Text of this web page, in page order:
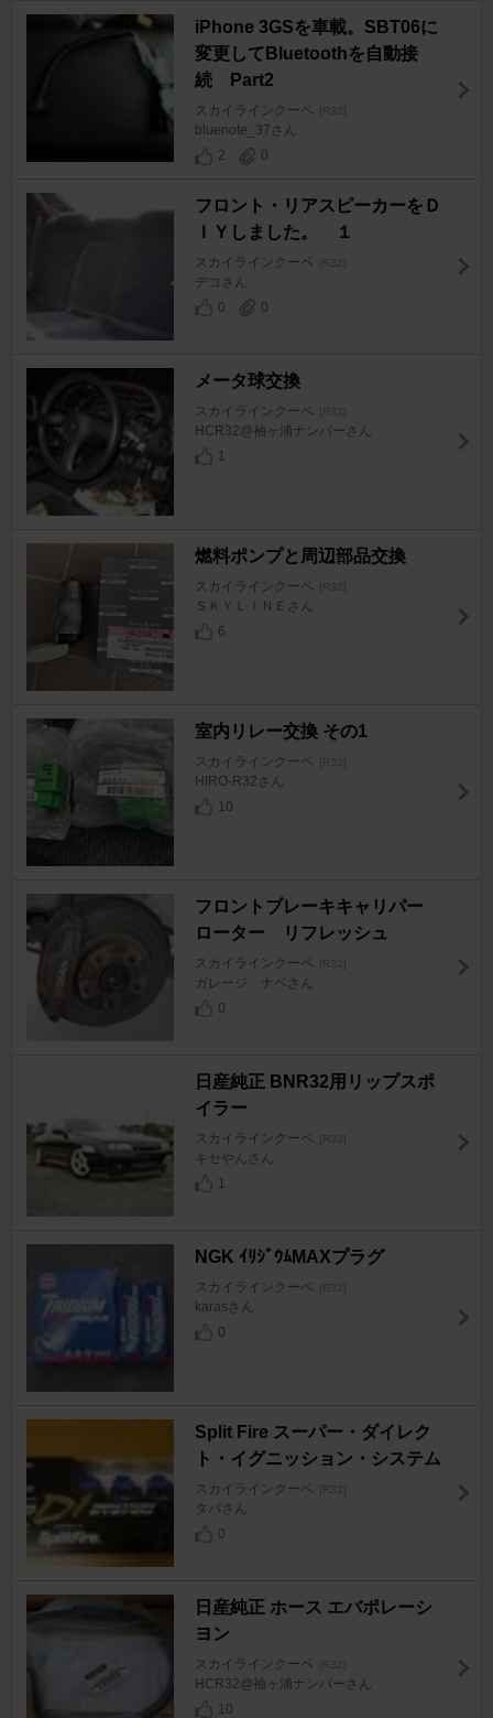
iPhone 3GSを車載。SBT06に
変更してBluetoothを自動接
続 Part2
スカイラインクーペ [R32]
bluenote_37さん
2
0
フロント・リアスピーカーをＤ
ＩＹしました。 １
スカイラインクーペ [R32]
デコさん
0
0
メータ球交換
スカイラインクーペ [R32]
HCR32@袖ヶ浦ナンバーさん
1
燃料ポンプと周辺部品交換
スカイラインクーペ [R32]
ＳＫＹＬＩＮＥさん
6
室内リレー交換 その1
スカイラインクーペ [R32]
HIRO-R32さん
10
フロントブレーキキャリパー
ローター リフレッシュ
スカイラインクーペ [R32]
ガレージ ナベさん
0
日産純正 BNR32用リップスポ
イラー
スカイラインクーペ [R32]
キセやんさん
1
NGK ｲﾘｼﾞｳﾑMAXプラグ
スカイラインクーペ [R32]
karasさん
0
Split Fire スーパー・ダイレク
ト・イグニッション・システム
スカイラインクーペ [R32]
タバさん
0
日産純正 ホース エバポレーシ
ヨン
スカイラインクーペ [R32]
HCR32@袖ヶ浦ナンバーさん
10